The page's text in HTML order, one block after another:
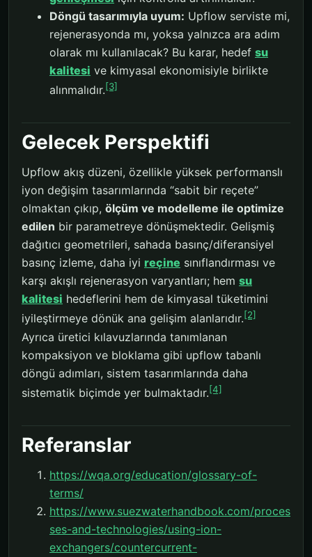
Döngü tasarımıyla uyum: Upflow serviste mi,
rejenerasyonda mı, yoksa yalnızca ara adım
olarak mı kullanılacak? Bu karar, hedef su
kalitesi ve kimyasal ekonomisiyle birlikte
alınmalıdır.[3]
Gelecek Perspektifi
Upflow akış düzeni, özellikle yüksek performanslı
iyon değişim tasarımlarında “sabit bir reçete”
olmaktan çıkıp, ölçüm ve modelleme ile optimize
edilen bir parametreye dönüşmektedir. Gelişmiş
dağıtıcı geometrileri, sahada basınç/diferansiyel
basınç izleme, daha iyi reçine sınıflandırması ve
karşı akışlı rejenerasyon varyantları; hem su
kalitesi hedeflerini hem de kimyasal tüketimini
iyileştirmeye dönük ana gelişim alanlarıdır.[2]
Ayrıca üretici kılavuzlarında tanımlanan
kompaksiyon ve bloklama gibi upflow tabanlı
döngü adımları, sistem tasarımlarında daha
sistematik biçimde yer bulmaktadır.[4]
Referanslar
https://wqa.org/education/glossary-of-
terms/
https://www.suezwaterhandbook.com/proces
ses-and-technologies/using-ion-
exchangers/countercurrent-